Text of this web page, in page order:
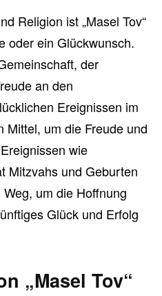
Religion ist „Masel Tov“
oder ein Glückwunsch.
der
an den
Ereignissen im
Mittel, um die Freude und
wie
Mitzvahs und Geburten
um die Hoffnung
Glück und Erfolg
„Masel Tov“